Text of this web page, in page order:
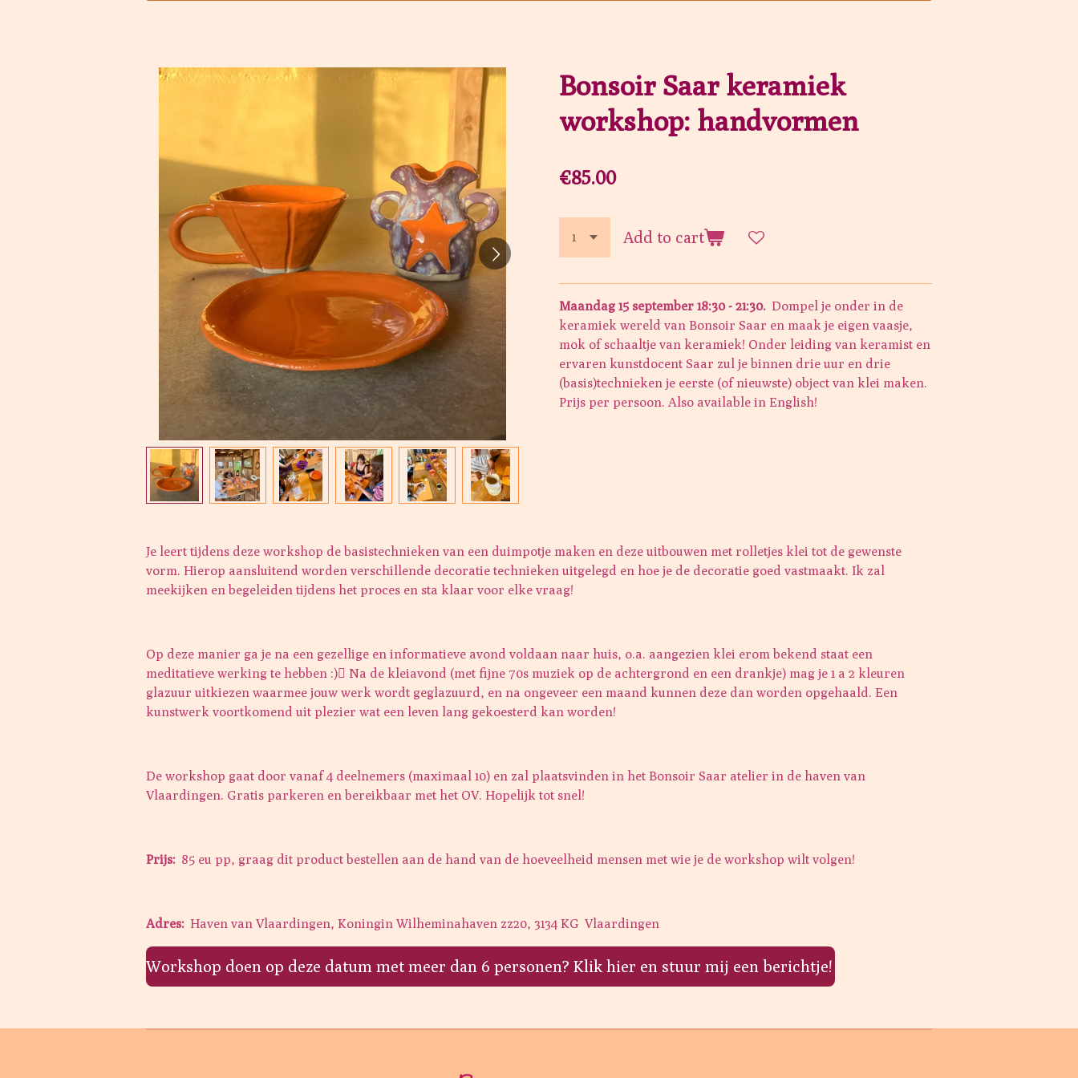
Bonsoir Saar keramiek
workshop: handvormen
€85.00
Add to cart
Maandag 15 september 18:30 - 21:30. Dompel je onder in de
keramiek wereld van Bonsoir Saar en maak je eigen vaasje,
mok of schaaltje van keramiek! Onder leiding van keramist en
ervaren kunstdocent Saar zul je binnen drie uur en drie
(basis)technieken je eerste (of nieuwste) object van klei maken.
Prijs per persoon. Also available in English!
Je leert tijdens deze workshop de basistechnieken van een duimpotje maken en deze uitbouwen met rolletjes klei tot de gewenste
vorm. Hierop aansluitend worden verschillende decoratie technieken uitgelegd en hoe je de decoratie goed vastmaakt. Ik zal
meekijken en begeleiden tijdens het proces en sta klaar voor elke vraag!
Op deze manier ga je na een gezellige en informatieve avond voldaan naar huis, o.a. aangezien klei erom bekend staat een
meditatieve werking te hebben :) Na de kleiavond (met fijne 70s muziek op de achtergrond en een drankje) mag je 1 a 2 kleuren
glazuur uitkiezen waarmee jouw werk wordt geglazuurd, en na ongeveer een maand kunnen deze dan worden opgehaald. Een
kunstwerk voortkomend uit plezier wat een leven lang gekoesterd kan worden!
De workshop gaat door vanaf 4 deelnemers (maximaal 10) en zal plaatsvinden in het Bonsoir Saar atelier in de haven van
Vlaardingen. Gratis parkeren en bereikbaar met het OV. Hopelijk tot snel!
Prijs: 85 eu pp, graag dit product bestellen aan de hand van de hoeveelheid mensen met wie je de workshop wilt volgen!
Adres: Haven van Vlaardingen, Koningin Wilheminahaven zz20, 3134 KG Vlaardingen
Workshop doen op deze datum met meer dan 6 personen? Klik hier en stuur mij een berichtje!